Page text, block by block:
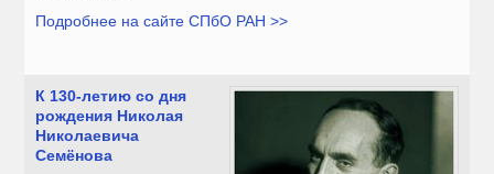
Подробнее на сайте СПбО РАН >>
К 130-летию со дня
рождения Николая
Николаевича
Семёнова